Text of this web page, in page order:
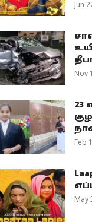
Jun
Nov
23
Feb
May